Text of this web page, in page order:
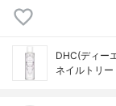
DHC(ディー
ネイルトリ